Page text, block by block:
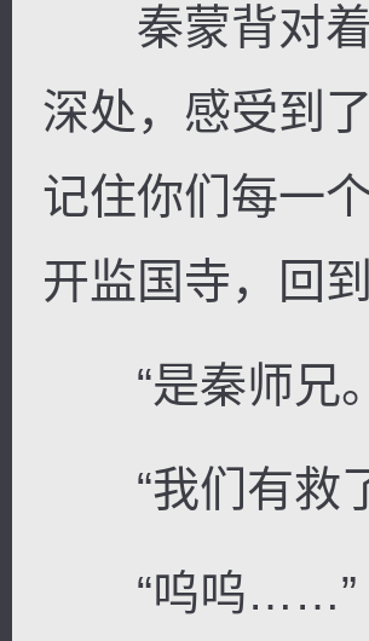
秦蒙背对着
深处，感受到
记住你们每一
开监国寺，回
“是秦师兄
“我们有救
“呜呜……”